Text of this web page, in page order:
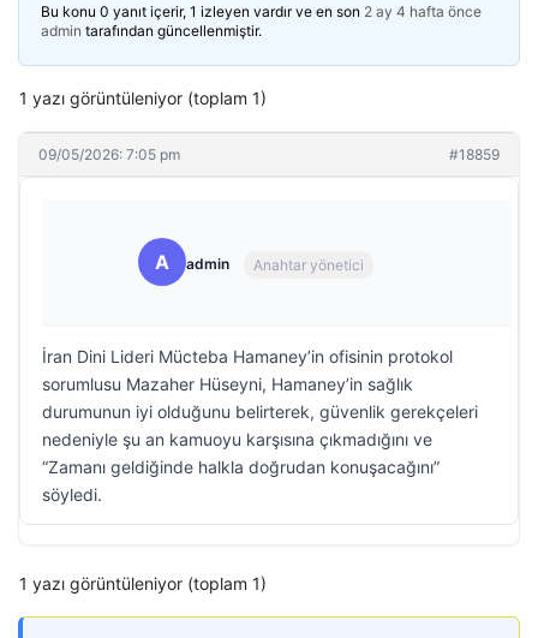
Bu konu 0 yanıt içerir, 1 izleyen vardır ve en son 2 ay 4 hafta önce
admin tarafından güncellenmiştir.
1 yazı görüntüleniyor (toplam 1)
09/05/2026: 7:05 pm #18859
A admin Anahtar yönetici
İran Dini Lideri Mücteba Hamaney’in ofisinin protokol
sorumlusu Mazaher Hüseyni, Hamaney’in sağlık
durumunun iyi olduğunu belirterek, güvenlik gerekçeleri
nedeniyle şu an kamuoyu karşısına çıkmadığını ve
“Zamanı geldiğinde halkla doğrudan konuşacağını”
söyledi.
1 yazı görüntüleniyor (toplam 1)